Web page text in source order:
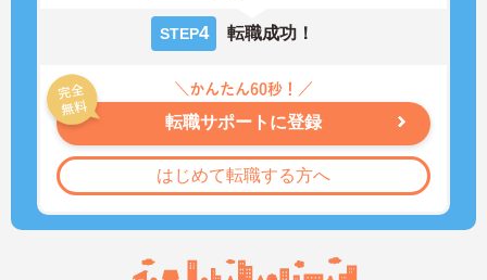
STEP4 転職成功！
転職サポートに登録
はじめて転職する方へ